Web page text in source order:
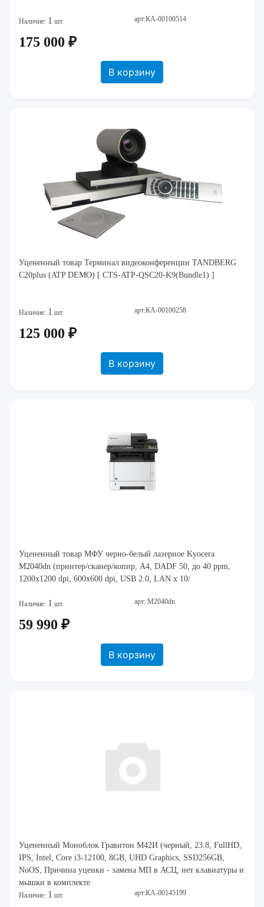
Наличие: 1 шт. арт:КА-00100514
175 000 ₽
В корзину
Уцененный товар Терминал видеоконференции TANDBERG
C20plus (ATP DEMO) [ CTS-ATP-QSC20-K9(Bundle1) ]
Наличие: 1 шт. арт:КА-00100258
125 000 ₽
В корзину
Уцененный товар МФУ черно-белый лазерное Kyocera
M2040dn (принтер/сканер/копир, A4, DADF 50, до 40 ppm,
1200x1200 dpi, 600x600 dpi, USB 2.0, LAN x 10/
Наличие: 1 шт. арт: M2040dn
59 990 ₽
В корзину
Уцененный Моноблок Гравитон М42И (черный, 23.8, FullHD,
IPS, Intel, Core i3-12100, 8GB, UHD Graphics, SSD256GB,
NoOS, Причина уценки - замена МП в АСЦ, нет клавиатуры и
мышки в комплекте
Наличие: 1 шт. арт:КА-00145199